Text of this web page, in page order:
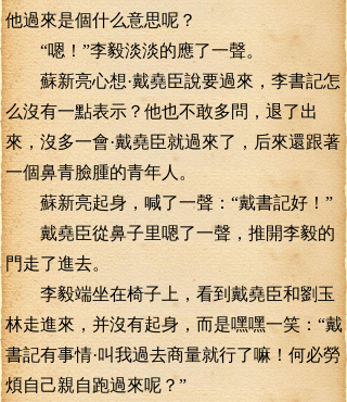
他過來是個什么意思呢？
“嗯！”李毅淡淡的應了一聲。
蘇新亮心想·戴堯臣說要過來，李書記怎
么沒有一點表示？他也不敢多問，退了出
來，沒多一會·戴堯臣就過來了，后來還跟著
一個鼻青臉腫的青年人。
蘇新亮起身，喊了一聲：“戴書記好！”
戴堯臣從鼻子里嗯了一聲，推開李毅的
門走了進去。
李毅端坐在椅子上，看到戴堯臣和劉玉
林走進來，并沒有起身，而是嘿嘿一笑：“戴
書記有事情·叫我過去商量就行了嘛！何必勞
煩自己親自跑過來呢？”